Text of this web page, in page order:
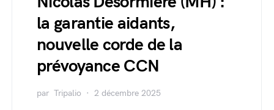
la garantie aidants,
nouvelle corde de la
prévoyance CCN
par Tripalio 2 décembre 2025